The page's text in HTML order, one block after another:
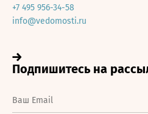
+7 495 956-34-58
info@vedomosti.ru